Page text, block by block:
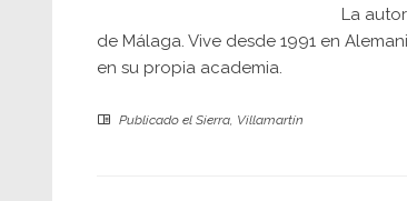
La
de Málaga. Vive desde 1991 en
en su propia academia.
Publicado el Sierra, Villamartín